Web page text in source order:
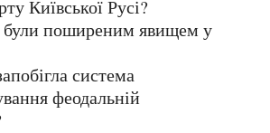
Київської Русі?
були поширеним явищем у
система
феодальній